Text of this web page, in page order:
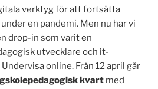
verktyg för att fortsätta
en pandemi. Men nu har vi
drop-in som varit en
utvecklare och it-
online. Från 12 april går
kvart med